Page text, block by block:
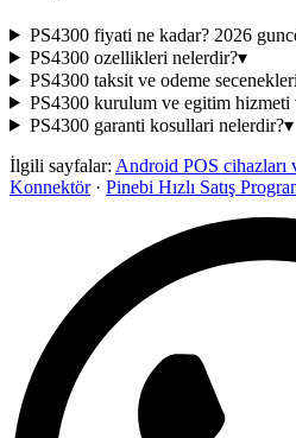
PS4300 fiyati ne kadar? 2026
PS4300 ozellikleri nelerdir?▾
PS4300 taksit ve odeme
PS4300 kurulum ve egitim hizmeti
PS4300 garanti kosullari nelerdir?▾
İlgili sayfalar: Android POS cihazları
Konnektör· Pinebi Hızlı Satış